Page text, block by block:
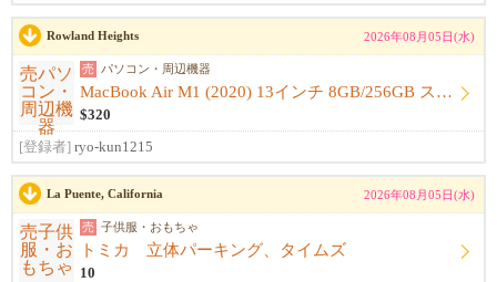
Rowland Heights 2026年08月05日(水)
売 パソコン・周辺機器
MacBook Air M1 (2020) 13インチ 8GB/256GB スペースグレイ 【美品・本体+スリーブ】【箱...
$320
[登録者] ryo-kun1215
La Puente, California 2026年08月05日(水)
売 子供服・おもちゃ
トミカ 立体パーキング、タイムズ
10